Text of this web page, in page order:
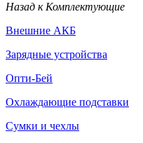
Назад к Комплектующие
Внешние АКБ
Зарядные устройства
Опти-Бей
Охлаждающие подставки
Сумки и чехлы